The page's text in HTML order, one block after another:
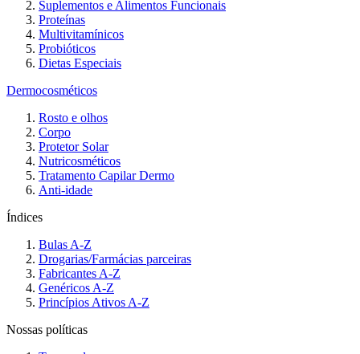
Suplementos e Alimentos Funcionais
Proteínas
Multivitamínicos
Probióticos
Dietas Especiais
Dermocosméticos
Rosto e olhos
Corpo
Protetor Solar
Nutricosméticos
Tratamento Capilar Dermo
Anti-idade
Índices
Bulas A-Z
Drogarias/Farmácias parceiras
Fabricantes A-Z
Genéricos A-Z
Princípios Ativos A-Z
Nossas políticas